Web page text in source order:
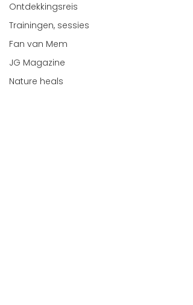
Ontdekkingsreis
Trainingen, sessies
Fan van Mem
JG Magazine
Nature heals